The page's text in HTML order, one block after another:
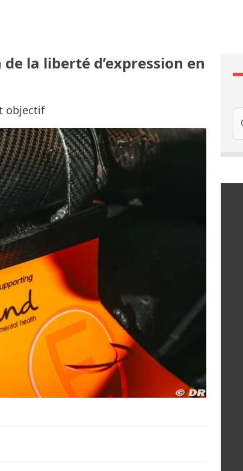
la liberté d’expression en
objectif